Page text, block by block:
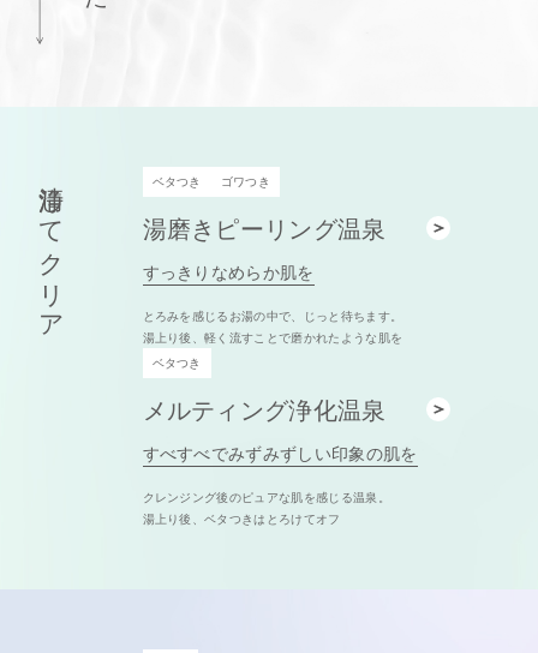
清浄してクリア ベタつき ゴワつき
湯磨きピーリング温泉
すっきりなめらか肌を
とろみを感じるお湯の中で、じっと待ちます。
湯上り後、軽く流すことで磨かれたような肌を
ベタつき
メルティング浄化温泉
すべすべでみずみずしい印象の肌を
クレンジング後のピュアな肌を感じる温泉。
湯上り後、ベタつきはとろけてオフ